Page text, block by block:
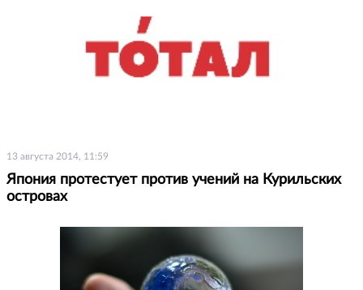
13 августа 2014, 11:59
Япония протестует против учений на Курильских
островах